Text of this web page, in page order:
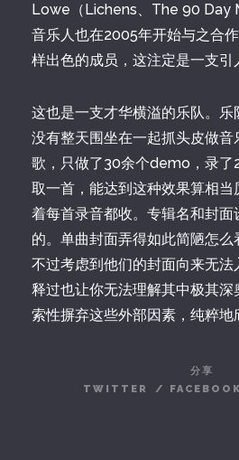
Lowe（Lichens、The 90 Day
音乐人也在2005年开始与之合
样出色的成员，这注定是一支引
这也是一支才华横溢的乐队。乐
没有整天围坐在一起抓头皮做音
歌，只做了30余个demo，录了
取一首，能达到这种效果算相当
着每首录音都收。专辑名和封面
的。单曲封面弄得如此简陋怎么
不过考虑到他们的封面向来无
释过也让你无法理解其中极其深
索性摒弃这些外部因素，纯粹地
分享
TWITTER
/ FACEBOOK